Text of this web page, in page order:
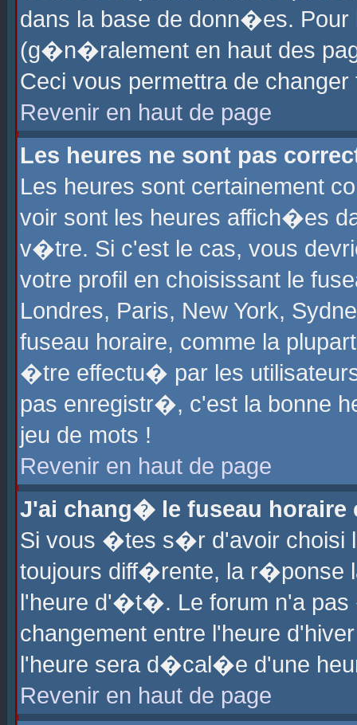
dans la base de donn�es.
(g�n�ralement en haut des
Ceci vous permettra de
Revenir en haut de page
Les heures ne sont pas
Les heures sont certainement
voir sont les heures affich�es
v�tre. Si c'est le cas, vous
votre profil en choisissant le
Londres, Paris, New York,
fuseau horaire, comme la
�tre effectu� par les
pas enregistr�, c'est la bonne
jeu de mots !
Revenir en haut de page
J'ai chang� le fuseau horaire
Si vous �tes s�r d'avoir choisi
toujours diff�rente, la r�ponse
l'heure d'�t�. Le forum n'a
changement entre l'heure
l'heure sera d�cal�e d'une
Revenir en haut de page